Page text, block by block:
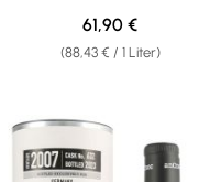
(88,43 € / 1 Liter)
Regulärer Preis:
61,90 €